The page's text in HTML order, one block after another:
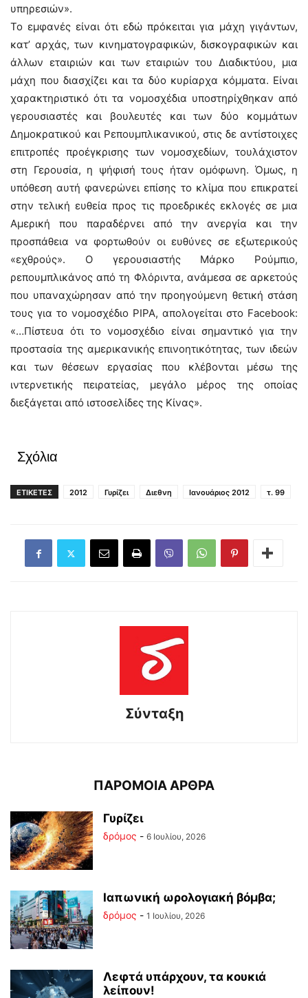
υπηρεσιών».
Το εμφανές είναι ότι εδώ πρόκειται για μάχη γιγάντων,
κατ’ αρχάς, των κινηματογραφικών, δισκογραφικών και
άλλων εταιριών και των εταιριών του Διαδικτύου, μια
μάχη που διασχίζει και τα δύο κυρίαρχα κόμματα. Είναι
χαρακτηριστικό ότι τα νομοσχέδια υποστηρίχθηκαν από
γερουσιαστές και βουλευτές και των δύο κομμάτων
Δημοκρατικού και Ρεπουμπλικανικού, στις δε αντίστοιχες
επιτροπές προέγκρισης των νομοσχεδίων, τουλάχιστον
στη Γερουσία, η ψήφισή τους ήταν ομόφωνη. Όμως, η
υπόθεση αυτή φανερώνει επίσης το κλίμα που επικρατεί
στην τελική ευθεία προς τις προεδρικές εκλογές σε μια
Αμερική που παραδέρνει από την ανεργία και την
προσπάθεια να φορτωθούν οι ευθύνες σε εξωτερικούς
«εχθρούς». Ο γερουσιαστής Μάρκο Ρούμπιο,
ρεπουμπλικάνος από τη Φλόριντα, ανάμεσα σε αρκετούς
που υπαναχώρησαν από την προηγούμενη θετική στάση
τους για το νομοσχέδιο PIPA, απολογείται στο Facebook:
«…Πίστευα ότι το νομοσχέδιο είναι σημαντικό για την
προστασία της αμερικανικής επινοητικότητας, των ιδεών
και των θέσεων εργασίας που κλέβονται μέσω της
ιντερνετικής πειρατείας, μεγάλο μέρος της οποίας
διεξάγεται από ιστοσελίδες της Κίνας».
Σχόλια
ΕΤΙΚΕΤΕΣ 2012 Γυρίζει Διεθνη Ιανουάριος 2012 τ. 99
Σύνταξη
ΠΑΡΟΜΟΙΑ ΑΡΘΡΑ
Γυρίζει
δρόμος - 6 Ιουλίου, 2026
Ιαπωνική ωρολογιακή βόμβα;
δρόμος - 1 Ιουλίου, 2026
Λεφτά υπάρχουν, τα κουκιά
λείπουν!